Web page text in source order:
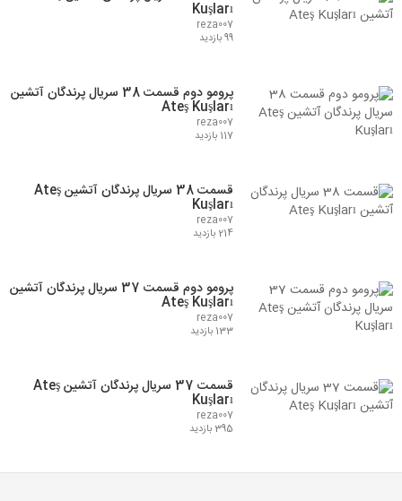
Kuşları
reza007
99 بازدید
پرومو دوم قسمت 38 سریال پرندگان آتشین
Ateş Kuşları
reza007
117 بازدید
قسمت 38 سریال پرندگان آتشین Ateş
Kuşları
reza007
214 بازدید
پرومو دوم قسمت 37 سریال پرندگان آتشین
Ateş Kuşları
reza007
133 بازدید
قسمت 37 سریال پرندگان آتشین Ateş
Kuşları
reza007
395 بازدید